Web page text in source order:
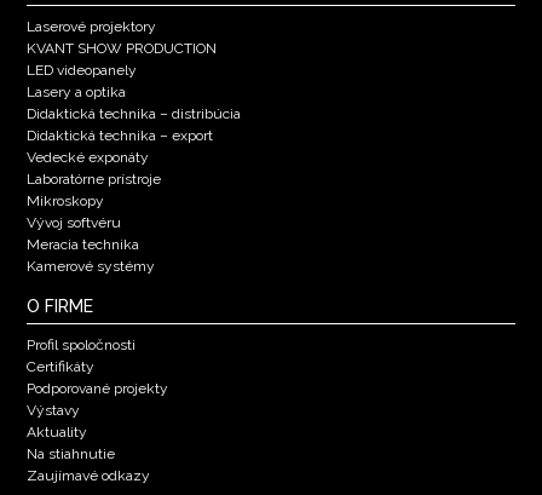
Laserové projektory
KVANT SHOW PRODUCTION
LED videopanely
Lasery a optika
Didaktická technika – distribúcia
Didaktická technika – export
Vedecké exponáty
Laboratórne prístroje
Mikroskopy
Vývoj softvéru
Meracia technika
Kamerové systémy
O FIRME
Profil spoločnosti
Certifikáty
Podporované projekty
Výstavy
Aktuality
Na stiahnutie
Zaujímavé odkazy